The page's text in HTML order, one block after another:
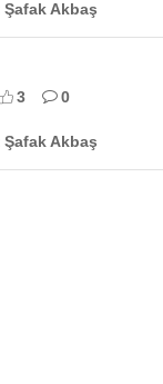
Şafak Akbaş
3
0
Şafak Akbaş